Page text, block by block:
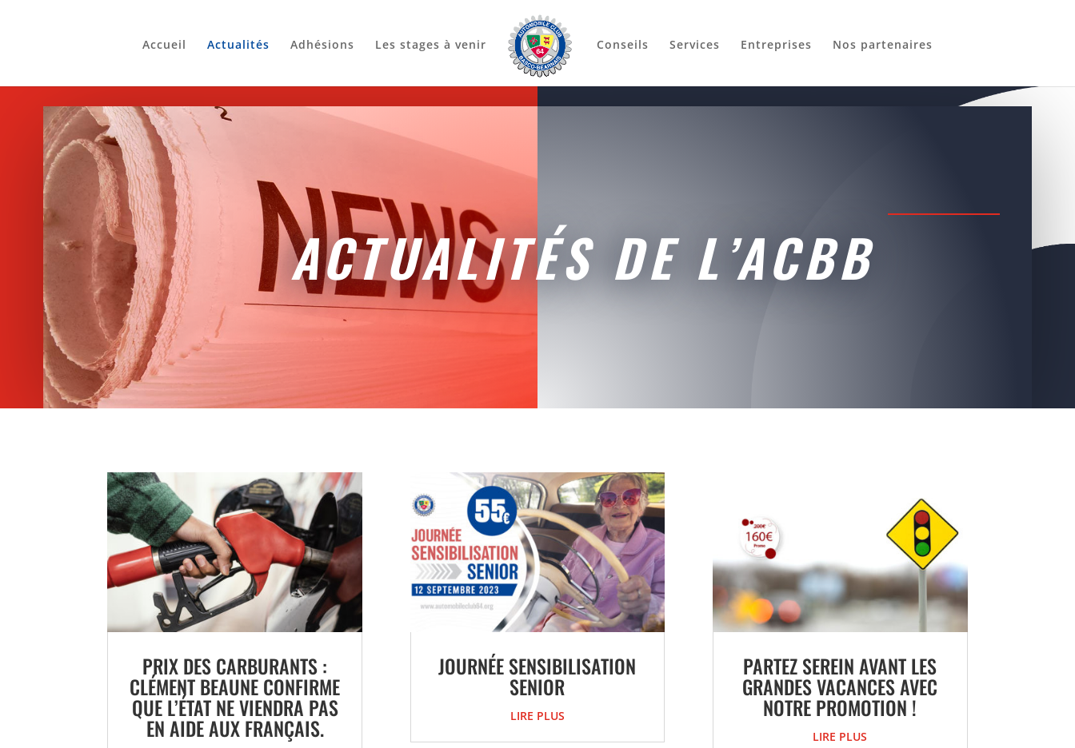
Accueil Actualités Adhésions Les stages à venir Conseils Services Entreprises Nos partenaires
ACTUALITÉS DE L’ACBB
PRIX DES CARBURANTS :
CLÉMENT BEAUNE CONFIRME
QUE L’ÉTAT NE VIENDRA PAS
EN AIDE AUX FRANÇAIS.
JOURNÉE SENSIBILISATION
SENIOR
LIRE PLUS
PARTEZ SEREIN AVANT LES
GRANDES VACANCES AVEC
NOTRE PROMOTION !
LIRE PLUS